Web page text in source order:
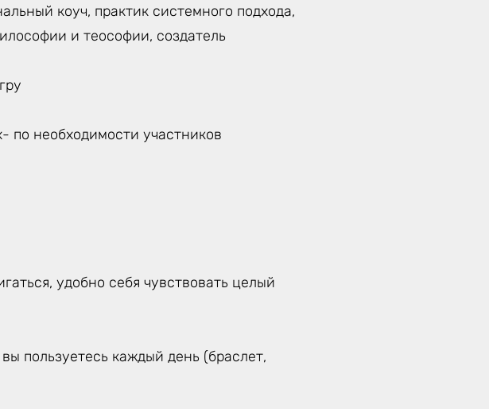
коуч, практик системного подхода,
и теософии, создатель
по необходимости участников
удобно себя чувствовать целый
пользуетесь каждый день (браслет,